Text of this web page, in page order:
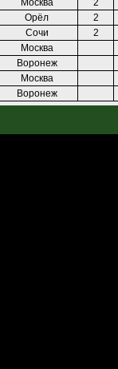
Москва
2
Орёл
2
Сочи
2
Москва
Воронеж
Москва
Воронеж